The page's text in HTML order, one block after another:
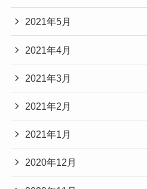
2021年5月
2021年4月
2021年3月
2021年2月
2021年1月
2020年12月